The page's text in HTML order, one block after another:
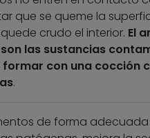
que se queme la
crudo el interior. El
las sustancias
formar con una cocción
.
de forma